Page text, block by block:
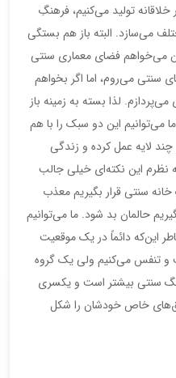
تولید می‌کنیم، فرهنگِ
می‌سازد. البته باز هم بستگی
می‌خواهم فضای معماری سنتی
می‌روم، اما اگر بخواهم
لذا بسته به زمینه باز
می‌توانیم این دو سبک را با هم
لایه عمل کرده و زندگی
نظرم این نکته‌ای خیلی جالب
سنتی قرار بگیریم معذب
حالمان بد شود. ما می‌توانیم
این‌که دائماً در یک موقعیت
تنفس می‌کنیم ولی یک گروه
سنتی بیشتر است و یکسری
خاص خودشان را شکل